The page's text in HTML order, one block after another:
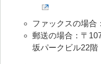
ファックスの場合
郵送の場合：〒
坂パークビル22階